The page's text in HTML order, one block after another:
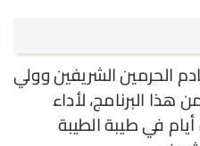
الحرمين الشريفين وولي
البرنامج، لأداء
في طيبة الطيبة